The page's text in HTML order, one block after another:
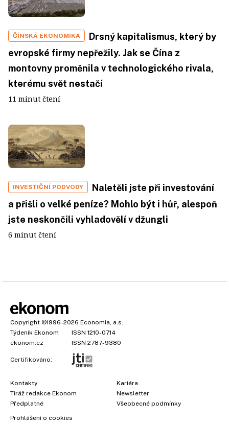
ČÍNSKÁ EKONOMIKA
Drsný kapitalismus, který by
evropské firmy nepřežily. Jak se Čína z
montovny proměnila v technologického rivala,
kterému svět nestačí
11 minut čtení
INVESTIČNÍ PODVODY
Naletěli jste při investování
a přišli o velké peníze? Mohlo být i hůř, alespoň
jste neskončili vyhladovělí v džungli
6 minut čtení
Copyright ©1996-2026 Economia, a.s.
Týdeník Ekonom
ISSN 1210-0714
ekonom.cz
ISSN 2787-9380
Certifikováno:
Kontakty
Tiráž redakce Ekonom
Předplatné
Kariéra
Newsletter
Všeobecné podmínky
Prohlášení o cookies